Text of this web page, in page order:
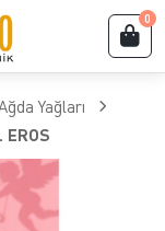
0
Ağda Yağları
EROS